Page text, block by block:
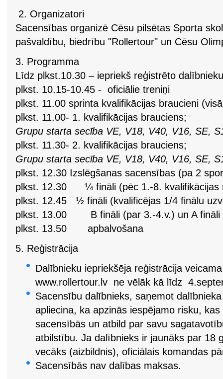
2. Organizatori
Sacensības organizē Cēsu pilsētas Sporta
pašvaldību, biedrību "Rollertour" un Cēsu
3. Programma
Līdz plkst.10.30 – iepriekš reģistrēto
plkst. 10.15-10.45 - oficiālie treniņi
plkst. 11.00 sprinta kvalifikācijas braucieni
plkst. 11.00- 1. kvalifikācijas brauciens;
Grupu starta secība VE, V18, V40, V16, SE,
plkst. 11.30- 2. kvalifikācijas brauciens;
Grupu starta secība VE, V18, V40, V16, SE,
plkst. 12.30 Izslēgšanas sacensības (pa 2
plkst. 12.30 ¼ fināli (pēc 1.-8. kvalifikācijas
plkst. 12.45
½ fināli (kvalificējas 1/4 finālu
plkst. 13.00 B fināli (par 3.-4.v.) un A fināli
plkst. 13.50 apbalvošana
5. Reģistrācija
Dalībnieku iepriekšēja reģistrācija
www.rollertour.lv ne vēlāk kā līdz
Sacensību dalībnieks, saņemot
apliecina, ka apzinās iespējamo risku,
sacensībās un atbild par savu
atbilstību. Ja dalībnieks ir jaunāks par 18
vecāks (aizbildnis), oficiālais komandas
Sacensībās nav dalības maksas.